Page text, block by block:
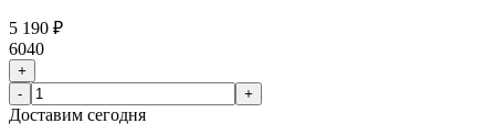
5 190 ₽
6040
+
-
+
Доставим сегодня